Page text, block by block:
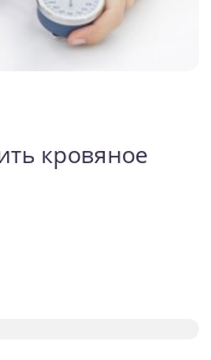
кровяное